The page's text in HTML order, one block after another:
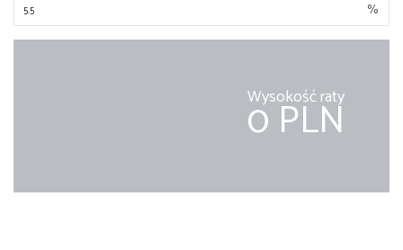
%
Wysokość raty
0 PLN